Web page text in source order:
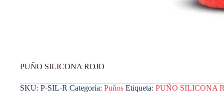
PUÑO SILICONA ROJO
SKU: P-SIL-R Categoría: Puños Etiqueta: PUÑO SILICONA